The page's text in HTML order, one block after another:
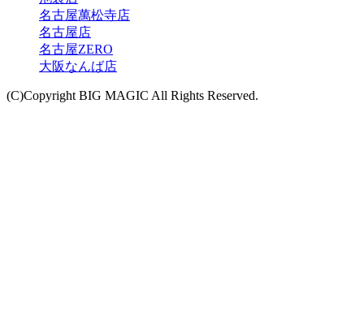
名古屋萬松寺店
名古屋店
名古屋ZERO
大阪なんば店
(C)Copyright BIG MAGIC All Rights Reserved.